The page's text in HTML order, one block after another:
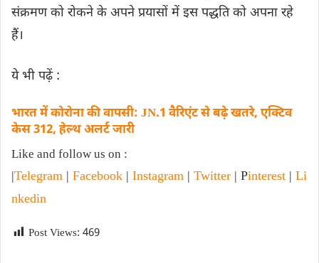
संक्रमण को रोकने के अपने प्रयासों में इस पद्धति को अपना रहे
हैं।
ये भी पढ़ें :
भारत में कोरोना की वापसी: JN.1 वैरिएंट से बढ़े खतरे, एक्टिव
केस 312, हेल्थ अलर्ट जारी
Like and follow us on :
|Telegram | Facebook | Instagram | Twitter | Pinterest | Li
nkedin
Post Views: 469